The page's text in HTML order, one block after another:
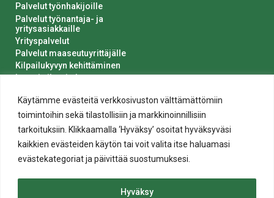
Käytämme evästeitä verkkosivuston välttämättömiin
toimintoihin sekä tilastollisiin ja markkinoinnillisiin
tarkoituksiin. Klikkaamalla ‘Hyväksy’ osoitat hyväksyväsi
kaikkien evästeiden käytön tai voit valita itse haluamasi
evästekategoriat ja päivittää suostumuksesi.
Hyväksy
Palvelut työnhakijoille
Palvelut työnantaja- ja
yritysasiakkaille
Yrityspalvelut
Palvelut maaseutuyrittäjälle
Kilpailukyvyn kehittäminen
Luvat ja ilmoitukset